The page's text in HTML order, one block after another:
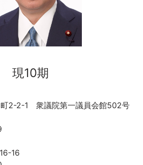
10期
町2-2-1 衆議院第一議員会館502号
16